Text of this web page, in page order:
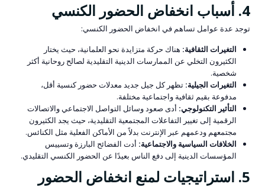
4. أسباب انخفاض الحضور الكنسي
توجد عدة عوامل تساهم في انخفاض الحضور الكنسي:
التغيرات الثقافية: هناك حركة متزايدة نحو العلمانية، حيث يختار
الكثيرون التخلي عن الممارسات الدينية التقليدية لصالح روحانية أكثر
شخصية.
التغيرات الجيلية: تظهر كل جيل جديد معدلات حضور كنسية أقل،
مدفوعة بقيم ثقافية واجتماعية مختلفة.
التأثير التكنولوجي: أدى صعود وسائل التواصل الاجتماعي والاتصالات
الرقمية إلى تغيير التفاعلات المجتمعية التقليدية، حيث يجد الكثيرون
مجتمعهم ودعمهم عبر الإنترنت بدلاً من الأماكن الفعلية مثل الكنائس.
الخلافات السياسية والاجتماعية: أدت الفضائح البارزة وتسييس
المؤسسات الدينية إلى دفع الناس بعيدًا عن الحضور الكنسي التقليدي.
5. استراتيجيات لمنع انخفاض الحضور